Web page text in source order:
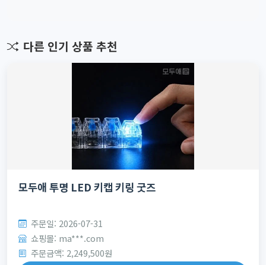
다른 인기 상품 추천
모두애 투명 LED 키캡 키링 굿즈
주문일: 2026-07-31
쇼핑몰: ma***.com
주문금액: 2,249,500원